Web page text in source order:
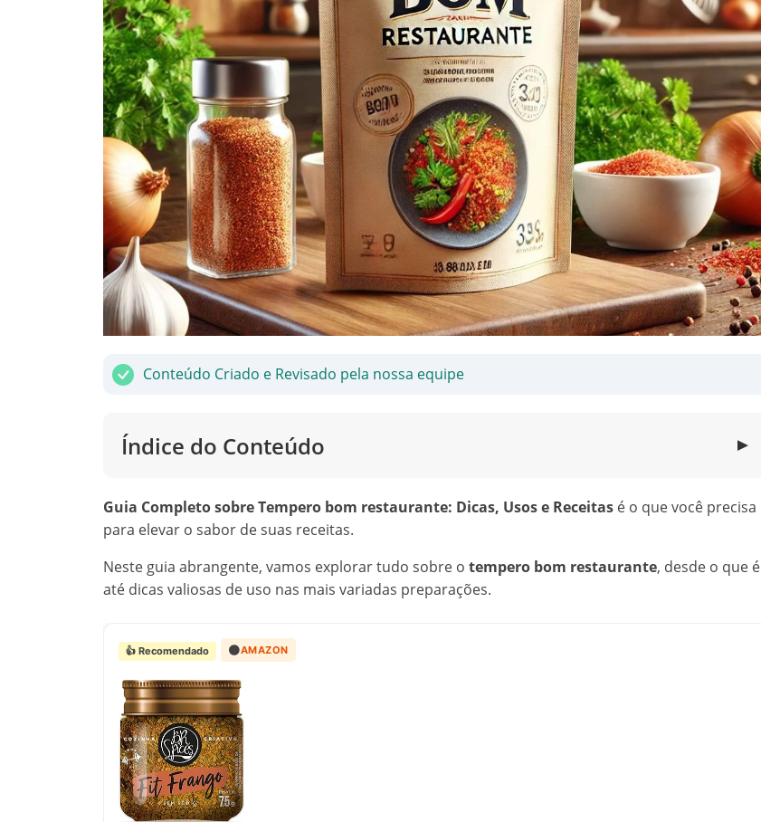
Conteúdo Criado e Revisado pela nossa equipe
Índice do Conteúdo ▼
Guia Completo sobre Tempero bom restaurante: Dicas, Usos e Receitas é o que você precisa
para elevar o sabor de suas receitas.
Neste guia abrangente, vamos explorar tudo sobre o tempero bom restaurante, desde o que é
até dicas valiosas de uso nas mais variadas preparações.
👍 Recomendado 🟠AMAZON